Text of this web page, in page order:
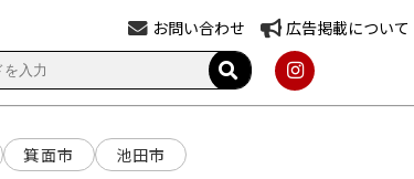
お問い合わせ 広告掲載について
箕面市 池田市